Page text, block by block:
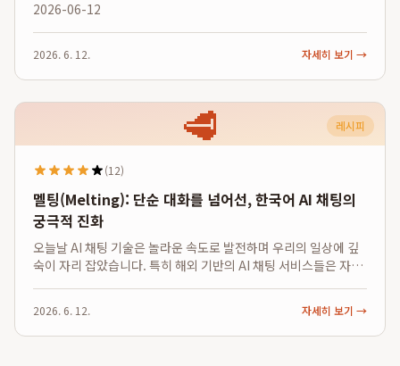
2026-06-12
2026. 6. 12. 자세히 보기 →
🥩 레시피
(12)
멜팅(Melting): 단순 대화를 넘어선, 한국어 AI 채팅의
궁극적 진화
오늘날 AI 채팅 기술은 놀라운 속도로 발전하며 우리의 일상에 깊
숙이 자리 잡았습니다. 특히 해외 기반의 AI 채팅 서비스들은 자유
용자들에게는 늘 채워지지 않는 아쉬움이 있었습니다. 바로 한국
어 특유의 미묘한 감성과 복...
2026. 6. 12. 자세히 보기 →